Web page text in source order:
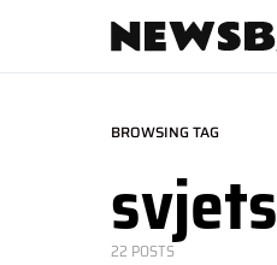
BROWSING TAG
22 POSTS